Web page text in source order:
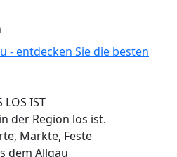
LOS IST
der Region los ist.
Märkte, Feste
dem Allgäu